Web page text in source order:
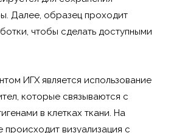
Далее, образец проходит
чтобы сделать доступными
ИГХ является использование
которые связываются с
в клетках ткани. На
визуализация с